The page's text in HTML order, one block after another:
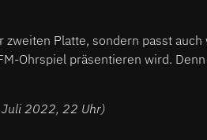
Platte, sondern passt
Ohrspiel präsentieren wird.
2022, 22 Uhr)